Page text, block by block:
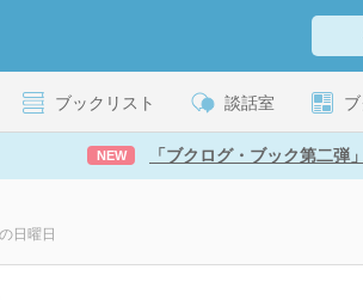
ブックリスト 談話室
NEW 「ブクログ・ブック第二弾
日曜日